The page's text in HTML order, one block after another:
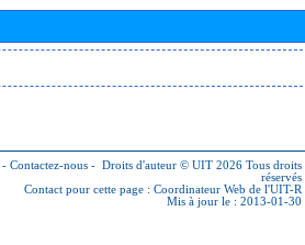
- Contactez-nous - Droits d'auteur © UIT 2026 Tous droits
réservés
Contact pour cette page : Coordinateur Web de l'UIT-R
Mis à jour le : 2013-01-30